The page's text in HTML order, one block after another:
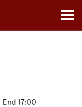
End 17:00